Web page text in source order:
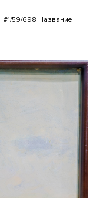
| #1/59/698 Название